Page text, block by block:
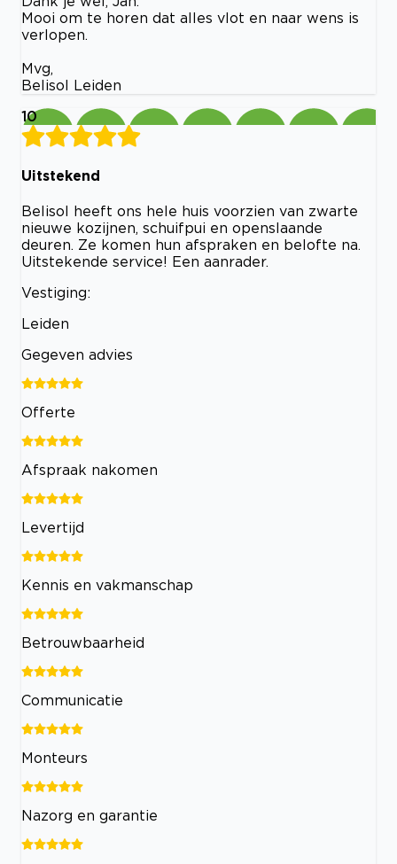
Mooi om te horen dat alles vlot en naar wens is
verlopen.
Mvg,
Belisol Leiden
10
Uitstekend
Belisol heeft ons hele huis voorzien van zwarte
nieuwe kozijnen, schuifpui en openslaande
deuren. Ze komen hun afspraken en belofte na.
Uitstekende service! Een aanrader.
Vestiging:
Leiden
Gegeven advies
Offerte
Afspraak nakomen
Levertijd
Kennis en vakmanschap
Betrouwbaarheid
Communicatie
Monteurs
Nazorg en garantie